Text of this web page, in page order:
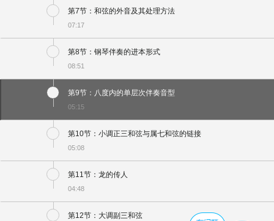
第7节：和弦的外音及其处理方法
07:17
第8节：钢琴伴奏的进本形式
08:51
第9节：八度内的单层次伴奏音型
05:15
第10节：小调正三和弦与属七和弦的链接
05:08
第11节：龙的传人
04:48
第12节：大调副三和弦